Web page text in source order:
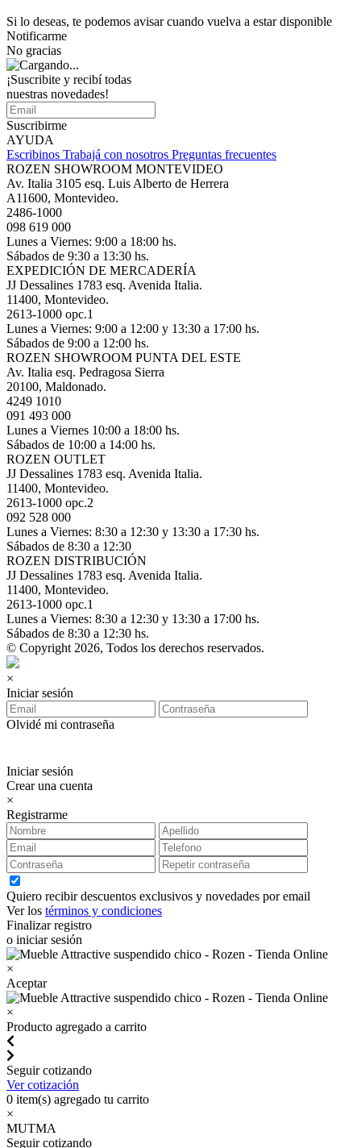
Si lo deseas, te podemos avisar cuando vuelva a estar disponible
Notificarme
No gracias
¡Suscribite y recibí todas
nuestras novedades!
Suscribirme
AYUDA
Escribinos Trabajá con nosotros Preguntas frecuentes
ROZEN SHOWROOM MONTEVIDEO
Av. Italia 3105 esq. Luis Alberto de Herrera
A11600, Montevideo.
2486-1000
098 619 000
Lunes a Viernes: 9:00 a 18:00 hs.
Sábados de 9:30 a 13:30 hs.
EXPEDICIÓN DE MERCADERÍA
JJ Dessalines 1783 esq. Avenida Italia.
11400, Montevideo.
2613-1000 opc.1
Lunes a Viernes: 9:00 a 12:00 y 13:30 a 17:00 hs.
Sábados de 9:00 a 12:00 hs.
ROZEN SHOWROOM PUNTA DEL ESTE
Av. Italia esq. Pedragosa Sierra
20100, Maldonado.
4249 1010
091 493 000
Lunes a Viernes 10:00 a 18:00 hs.
Sábados de 10:00 a 14:00 hs.
ROZEN OUTLET
JJ Dessalines 1783 esq. Avenida Italia.
11400, Montevideo.
2613-1000 opc.2
092 528 000
Lunes a Viernes: 8:30 a 12:30 y 13:30 a 17:30 hs.
Sábados de 8:30 a 12:30
ROZEN DISTRIBUCIÓN
JJ Dessalines 1783 esq. Avenida Italia.
11400, Montevideo.
2613-1000 opc.1
Lunes a Viernes: 8:30 a 12:30 y 13:30 a 17:00 hs.
Sábados de 8:30 a 12:30 hs.
© Copyright 2026, Todos los derechos reservados.
×
Iniciar sesión
Olvidé mi contraseña
Iniciar sesión
Crear una cuenta
×
Registrarme
Quiero recibir descuentos exclusivos y novedades por email
Ver los términos y condiciones
Finalizar registro
o iniciar sesión
×
Aceptar
×
Producto agregado a carrito
Seguir cotizando
Ver cotización
0 item(s) agregado tu carrito
×
MUTMA
Seguir cotizando